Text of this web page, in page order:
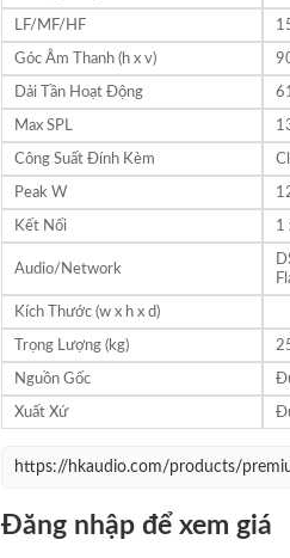
LF/MF/HF
Góc Âm Thanh (h x v)
Dải Tần Hoạt Động
Max SPL
Công Suất Đính Kèm
Peak W
Kết Nối 1
Audio/Network
Kích Thước (w x h x d)
Trọng Lượng (kg)
Nguồn Gốc
Xuất Xứ
https://hkaudio.com/products/
Đăng nhập để xem giá